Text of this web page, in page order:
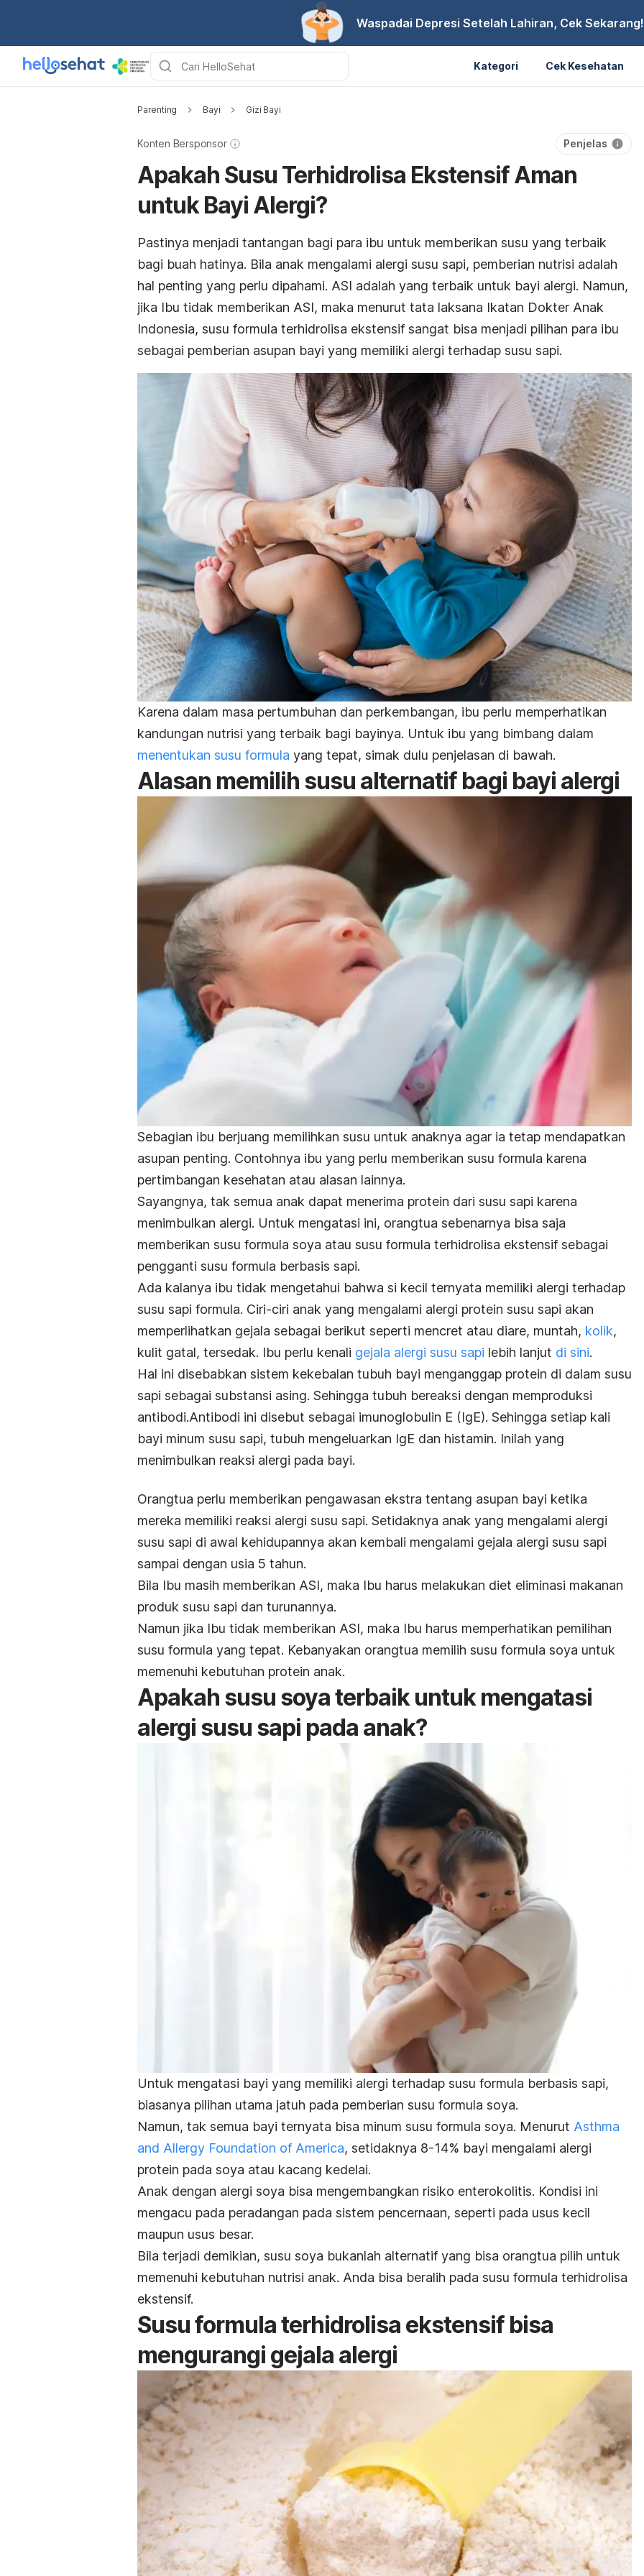
Waspadai Depresi Setelah Lahiran, Cek Sekarang!
Kategori Cek Kesehatan
Parenting Bayi Gizi Bayi
Konten Bersponsor Penjelas
Apakah Susu Terhidrolisa Ekstensif Aman
untuk Bayi Alergi?
Pastinya menjadi tantangan bagi para ibu untuk memberikan susu yang terbaik
bagi buah hatinya. Bila anak mengalami alergi susu sapi, pemberian nutrisi adalah
hal penting yang perlu dipahami. ASI adalah yang terbaik untuk bayi alergi. Namun,
jika Ibu tidak memberikan ASI, maka menurut tata laksana Ikatan Dokter Anak
Indonesia, susu formula terhidrolisa ekstensif sangat bisa menjadi pilihan para ibu
sebagai pemberian asupan bayi yang memiliki alergi terhadap susu sapi.
Karena dalam masa pertumbuhan dan perkembangan, ibu perlu memperhatikan
kandungan nutrisi yang terbaik bagi bayinya. Untuk ibu yang bimbang dalam
menentukan susu formula yang tepat, simak dulu penjelasan di bawah.
Alasan memilih susu alternatif bagi bayi alergi
Sebagian ibu berjuang memilihkan susu untuk anaknya agar ia tetap mendapatkan
asupan penting. Contohnya ibu yang perlu memberikan susu formula karena
pertimbangan kesehatan atau alasan lainnya.
Sayangnya, tak semua anak dapat menerima protein dari susu sapi karena
menimbulkan alergi. Untuk mengatasi ini, orangtua sebenarnya bisa saja
memberikan susu formula soya atau susu formula terhidrolisa ekstensif sebagai
pengganti susu formula berbasis sapi.
Ada kalanya ibu tidak mengetahui bahwa si kecil ternyata memiliki alergi terhadap
susu sapi formula. Ciri-ciri anak yang mengalami alergi protein susu sapi akan
memperlihatkan gejala sebagai berikut seperti mencret atau diare, muntah, kolik,
kulit gatal, tersedak. Ibu perlu kenali gejala alergi susu sapi lebih lanjut di sini.
Hal ini disebabkan sistem kekebalan tubuh bayi menganggap protein di dalam susu
sapi sebagai substansi asing. Sehingga tubuh bereaksi dengan memproduksi
antibodi.Antibodi ini disebut sebagai imunoglobulin E (IgE). Sehingga setiap kali
bayi minum susu sapi, tubuh mengeluarkan IgE dan histamin. Inilah yang
menimbulkan reaksi alergi pada bayi.
Orangtua perlu memberikan pengawasan ekstra tentang asupan bayi ketika
mereka memiliki reaksi alergi susu sapi. Setidaknya anak yang mengalami alergi
susu sapi di awal kehidupannya akan kembali mengalami gejala alergi susu sapi
sampai dengan usia 5 tahun.
Bila Ibu masih memberikan ASI, maka Ibu harus melakukan diet eliminasi makanan
produk susu sapi dan turunannya.
Namun jika Ibu tidak memberikan ASI, maka Ibu harus memperhatikan pemilihan
susu formula yang tepat. Kebanyakan orangtua memilih susu formula soya untuk
memenuhi kebutuhan protein anak.
Apakah susu soya terbaik untuk mengatasi
alergi susu sapi pada anak?
Untuk mengatasi bayi yang memiliki alergi terhadap susu formula berbasis sapi,
biasanya pilihan utama jatuh pada pemberian susu formula soya.
Namun, tak semua bayi ternyata bisa minum susu formula soya. Menurut Asthma
and Allergy Foundation of America, setidaknya 8-14% bayi mengalami alergi
protein pada soya atau kacang kedelai.
Anak dengan alergi soya bisa mengembangkan risiko enterokolitis. Kondisi ini
mengacu pada peradangan pada sistem pencernaan, seperti pada usus kecil
maupun usus besar.
Bila terjadi demikian, susu soya bukanlah alternatif yang bisa orangtua pilih untuk
memenuhi kebutuhan nutrisi anak. Anda bisa beralih pada susu formula terhidrolisa
ekstensif.
Susu formula terhidrolisa ekstensif bisa
mengurangi gejala alergi